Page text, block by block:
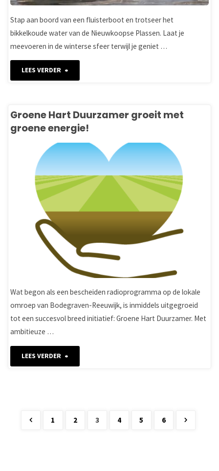
Stap aan boord van een fluisterboot en trotseer het
bikkelkoude water van de Nieuwkoopse Plassen. Laat je
meevoeren in de winterse sfeer terwijl je geniet …
LEES VERDER
op
de
Nieuwkoopse
Groene Hart Duurzamer groeit met
groene energie!
Wat begon als een bescheiden radioprogramma op de lokale
omroep van Bodegraven-Reeuwijk, is inmiddels uitgegroeid
tot een succesvol breed initiatief: Groene Hart Duurzamer. Met
ambitieuze …
LEES VERDER
groeit
1 2 3 4 5 6